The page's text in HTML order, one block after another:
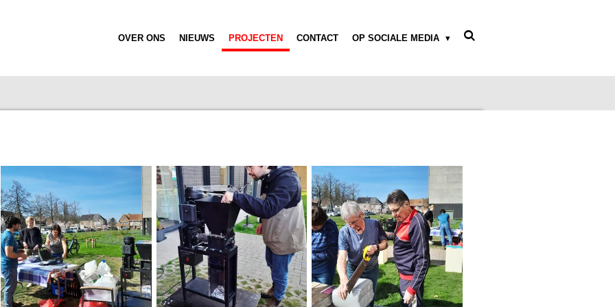
OVER ONS NIEUWS PROJECTEN CONTACT OP SOCIALE MEDIA